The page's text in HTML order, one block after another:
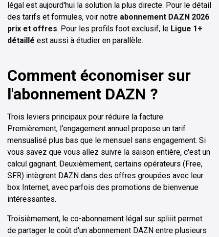
légal est aujourd'hui la solution la plus directe. Pour le détail
des tarifs et formules, voir notre abonnement DAZN 2026
prix et offres. Pour les profils foot exclusif, le Ligue 1+
détaillé est aussi à étudier en parallèle.
Comment économiser sur
l'abonnement DAZN ?
Trois leviers principaux pour réduire la facture.
Premièrement, l'engagement annuel propose un tarif
mensualisé plus bas que le mensuel sans engagement. Si
vous savez que vous allez suivre la saison entière, c'est un
calcul gagnant. Deuxièmement, certains opérateurs (Free,
SFR) intègrent DAZN dans des offres groupées avec leur
box Internet, avec parfois des promotions de bienvenue
intéressantes.
Troisièmement, le co-abonnement légal sur spliiit permet
de partager le coût d'un abonnement DAZN entre plusieurs